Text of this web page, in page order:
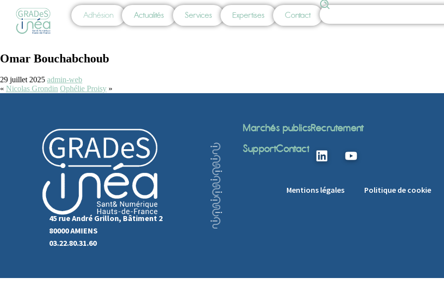
Adhésion Actualités Services Expertises Contact
Omar Bouchabchoub
29 juillet 2025 admin-web
« Nicolas Grondin Ophélie Proisy »
45 rue André Grillon, Bâtiment 2
80000 AMIENS
03.22.80.31.60
Marchés publicsRecrutement
SupportContact
Mentions légales Politique de cookie